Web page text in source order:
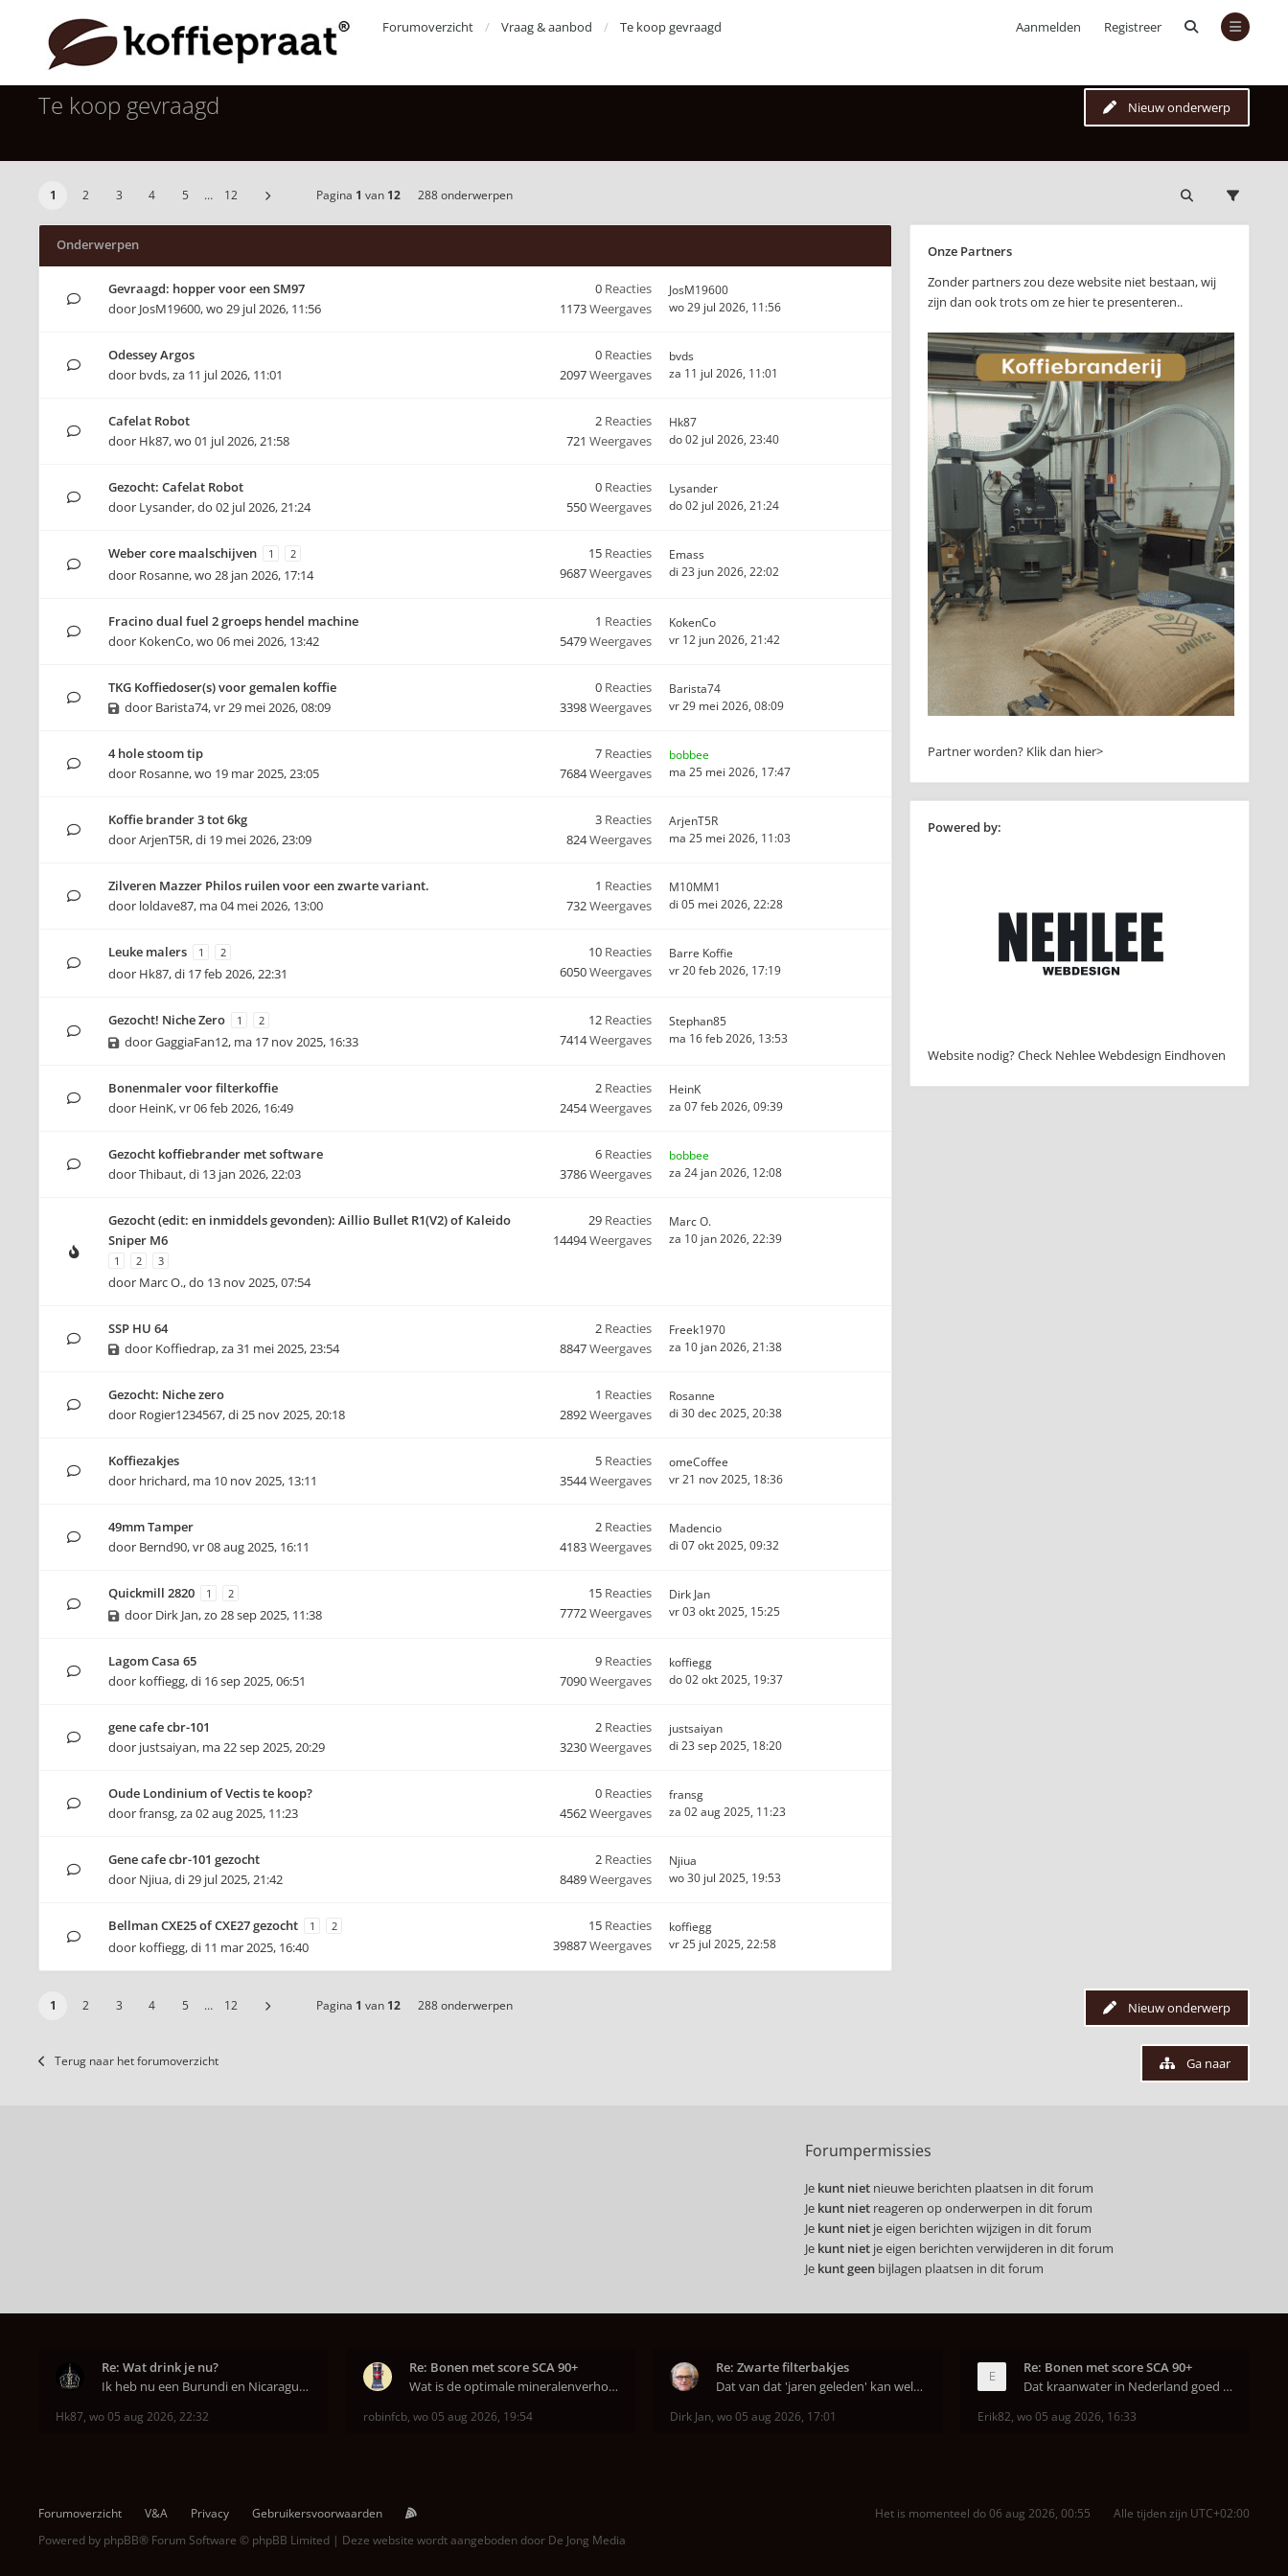
Aanmelden Registreer
Forumoverzicht Vraag & aanbod Te koop gevraagd
Te koop gevraagd Nieuw onderwerp
1 2 3 4 5 … 12 Pagina 1 van 12 288 onderwerpen
Onderwerpen
Gevraagd: hopper voor een SM97
door JosM19600,wo 29 jul 2026, 11:56
0 Reacties
1173Weergaves
JosM19600
wo 29 jul 2026, 11:56
Odessey Argos
door bvds,za 11 jul 2026, 11:01
0 Reacties
2097Weergaves
bvds
za 11 jul 2026, 11:01
Cafelat Robot
door Hk87,wo 01 jul 2026, 21:58
2 Reacties
721 Weergaves
Hk87
do 02 jul 2026, 23:40
Gezocht: Cafelat Robot
door Lysander,do 02 jul 2026, 21:24
0 Reacties
550Weergaves
Lysander
do 02 jul 2026, 21:24
Weber core maalschijven 1 2
door Rosanne,wo 28 jan 2026, 17:14
15 Reacties
9687Weergaves
Emass
di 23 jun 2026, 22:02
Fracino dual fuel 2 groeps hendel machine
door KokenCo,wo 06 mei 2026, 13:42
1 Reacties
5479Weergaves
KokenCo
vr 12 jun 2026, 21:42
TKG Koffiedoser(s) voor gemalen koffie
door Barista74,vr 29 mei 2026, 08:09
0 Reacties
3398Weergaves
Barista74
vr 29 mei 2026, 08:09
4 hole stoom tip
door Rosanne,wo 19 mar 2025, 23:05
7 Reacties
7684Weergaves
bobbee
ma 25 mei 2026, 17:47
Koffie brander 3 tot 6kg
doorArjenT5R,di 19 mei 2026, 23:09
3 Reacties
824Weergaves
ArjenT5R
ma 25 mei 2026, 11:03
Zilveren Mazzer Philos ruilen voor een zwarte variant.
door loldave87, ma 04 mei 2026, 13:00
1 Reacties
732Weergaves
M10MM1
di 05 mei 2026, 22:28
Leuke malers 1 2
door Hk87,di 17 feb 2026, 22:31
10 Reacties
6050Weergaves
Barre Koffie
vr 20 feb 2026, 17:19
Gezocht! Niche Zero 1 2
doorGaggiaFan12, ma 17 nov 2025, 16:33
12 Reacties
7414Weergaves
Stephan85
ma 16 feb 2026, 13:53
Bonenmaler voor filterkoffie
door HeinK,vr 06 feb 2026, 16:49
2 Reacties
2454Weergaves
HeinK
za 07 feb 2026, 09:39
Gezocht koffiebrander met software
doorThibaut,di 13 jan 2026, 22:03
6 Reacties
3786Weergaves
bobbee
za 24 jan 2026, 12:08
Gezocht (edit: en inmiddels gevonden): Aillio Bullet R1(V2) of Kaleido
Sniper M6
1 2 3
door Marc O.,do 13 nov 2025, 07:54
29 Reacties
14494Weergaves
Marc O.
za 10 jan 2026, 22:39
SSP HU 64
door Koffiedrap,za 31 mei 2025, 23:54
2 Reacties
8847Weergaves
Freek1970
za 10 jan 2026, 21:38
Gezocht: Niche zero
door Rogier1234567,di 25 nov 2025, 20:18
1 Reacties
2892Weergaves
Rosanne
di 30 dec 2025, 20:38
Koffiezakjes
door hrichard, ma 10 nov 2025, 13:11
5 Reacties
3544Weergaves
omeCoffee
vr 21 nov 2025, 18:36
49mm Tamper
door Bernd90,vr 08 aug 2025, 16:11
2 Reacties
4183Weergaves
Madencio
di 07 okt 2025, 09:32
Quickmill 2820 1 2
door Dirk Jan,zo 28 sep 2025, 11:38
15 Reacties
7772Weergaves
Dirk Jan
vr 03 okt 2025, 15:25
Lagom Casa 65
door koffiegg,di 16 sep 2025, 06:51
9 Reacties
7090Weergaves
koffiegg
do 02 okt 2025, 19:37
gene cafe cbr-101
door justsaiyan, ma 22 sep 2025, 20:29
2 Reacties
3230Weergaves
justsaiyan
di 23 sep 2025, 18:20
Oude Londinium of Vectis te koop?
doorfransg,za 02 aug 2025, 11:23
0 Reacties
4562Weergaves
fransg
za 02 aug 2025, 11:23
Gene cafe cbr-101 gezocht
door Njiua,di 29 jul 2025, 21:42
2 Reacties
8489Weergaves
Njiua
wo 30 jul 2025, 19:53
Bellman CXE25 of CXE27 gezocht 1 2
door koffiegg,di 11 mar 2025, 16:40
15 Reacties
39887Weergaves
koffiegg
vr 25 jul 2025, 22:58
Onze Partners
Zonder partners zou deze website niet bestaan, wij
zijn dan ook trots om ze hier te presenteren..
Partner worden? Klik dan hier>
Powered by:
Website nodig? Check Nehlee Webdesign Eindhoven
Nieuw onderwerp
1 2 3 4 5 … 12 Pagina 1 van 12 288 onderwerpen
Terug naar het forumoverzicht Ga naar
Forumpermissies
Je kunt niet nieuwe berichten plaatsen in dit forum
Je kunt niet reageren op onderwerpen in dit forum
Je kunt niet je eigen berichten wijzigen in dit forum
Je kunt niet je eigen berichten verwijderen in dit forum
Je kunt geen bijlagen plaatsen in dit forum
Re: Wat drink je nu?
Ik heb nu een Burundi en Nicaragua van het hoofdkw
Hk87, wo 05 aug 2026, 22:32
Re: Bonen met score SCA 90+
Wat is de optimale mineralenverhouding volgens j
robinfcb, wo 05 aug 2026, 19:54
Re: Zwarte filterbakjes
Dat van dat 'jaren geleden' kan wel kloppen, onze
Dirk Jan, wo 05 aug 2026, 17:01
Re: Bonen met score SCA 90+
Dat kraanwater in Nederland goed is heeft helema
Erik82, wo 05 aug 2026, 16:33
Forumoverzicht V&A Privacy Gebruikersvoorwaarden Alle tijden zijn UTC+02:00
Het is momenteel do 06 aug 2026, 00:55
Powered by phpBB® Forum Software © phpBB Limited | Deze website wordt aangeboden door De Jong Media